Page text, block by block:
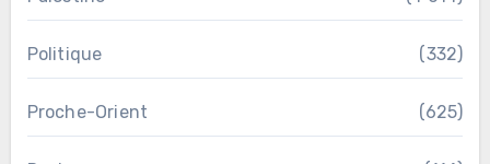
Politique (332)
Proche-Orient (625)